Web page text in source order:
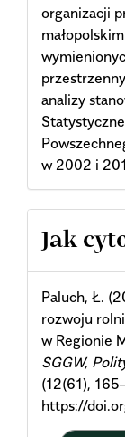
organizacji
analizy
w 2002 i
Jak
Paluch, Ł.
rozwoju
w Regionie
SGGW,
(12(61),
https://